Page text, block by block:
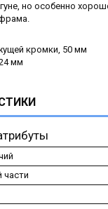
но особенно
кромки, 50 мм
мм
части